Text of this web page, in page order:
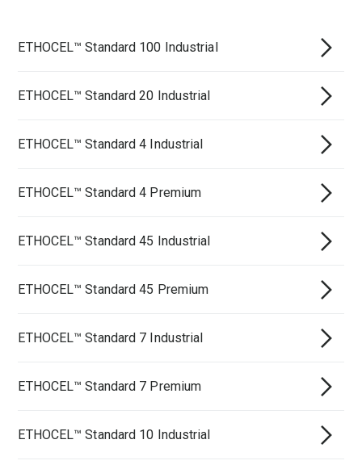
ETHOCEL™ Standard 100 Industrial
ETHOCEL™ Standard 20 Industrial
ETHOCEL™ Standard 4 Industrial
ETHOCEL™ Standard 4 Premium
ETHOCEL™ Standard 45 Industrial
ETHOCEL™ Standard 45 Premium
ETHOCEL™ Standard 7 Industrial
ETHOCEL™ Standard 7 Premium
ETHOCEL™ Standard 10 Industrial